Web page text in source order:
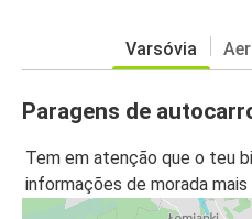
Varsóvia
Paragens de
Tem em atenção que o teu
informações de morada mais